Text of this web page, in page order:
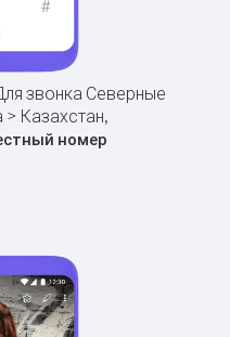
звонка Северные
Казахстан,
номер